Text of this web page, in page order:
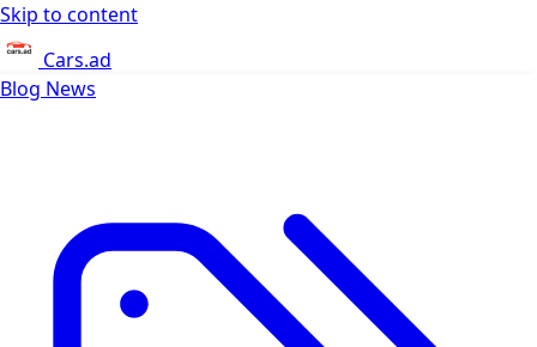
Skip to content
Cars.ad
Blog News